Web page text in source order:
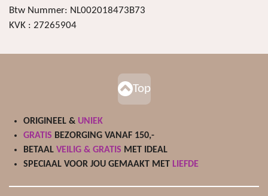
Btw Nummer: NL002018473B73
KVK : 27265904
Top
ORIGINEEL & UNIEK
GRATIS BEZORGING VANAF 150,-
BETAAL VEILIG & GRATIS MET IDEAL
SPECIAAL VOOR JOU GEMAAKT MET LIEFDE